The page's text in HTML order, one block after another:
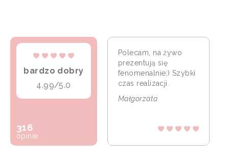
bardzo dobry
4.99/5.0
316
opinie
Polecam, na żywo
prezentują się
fenomenalnie:) Szybki
czas realizacji.
Małgorzata